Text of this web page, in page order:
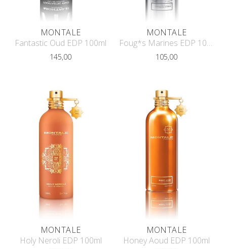
MONTALE
Fantastic Oud EDP 100ml
145,00
MONTALE
Foug*s Marines EDP 100ml
105,00
MONTALE
Holy Neroli EDP 100ml
MONTALE
Honey Aoud EDP 100ml